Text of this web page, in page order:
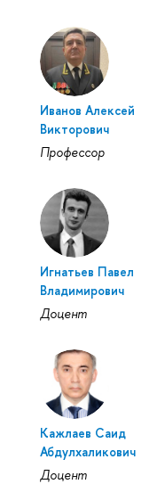
Иванов Алексей
Викторович
Профессор
Игнатьев Павел
Владимирович
Доцент
Кажлаев Саид
Абдулхаликович
Доцент